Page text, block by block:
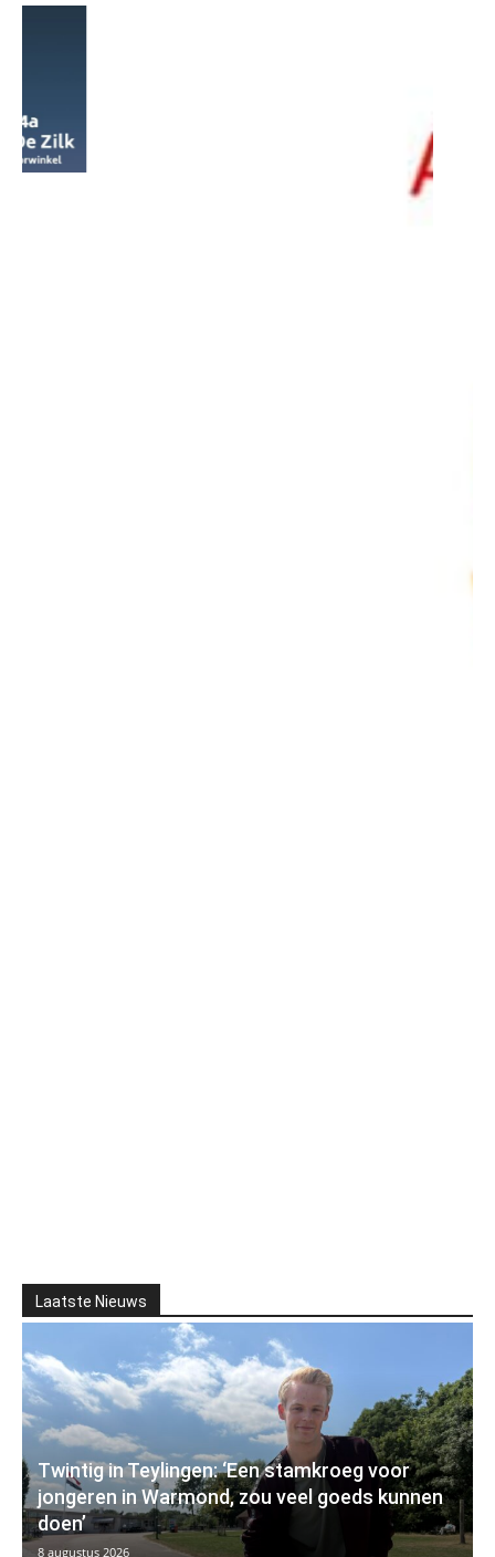
Laatste Nieuws
Twintig in Teylingen: ‘Een stamkroeg voor
jongeren in Warmond, zou veel goeds kunnen
doen’
8 augustus 2026